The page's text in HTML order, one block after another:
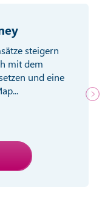
steigern
mit dem
und eine